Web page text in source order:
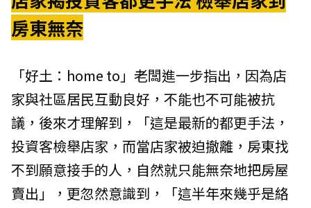
房東無奈
「好土：home to」老闆進一步指出，因為店
家與社區居民互動良好，不能也不可能被抗
議，後來才理解到，「這是最新的都更手法，
投資客檢舉店家，而當店家被迫撤離，房東找
不到願意接手的人，自然就只能無奈地把房屋
賣出」，更忽然意識到，「這半年來幾乎是絡